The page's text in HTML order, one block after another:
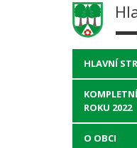
HLAVNÍ
ROKU 2022
O OBCI